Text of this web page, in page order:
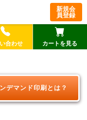
新規会
員登録
合わせ カートを見る
デマンド印刷とは？